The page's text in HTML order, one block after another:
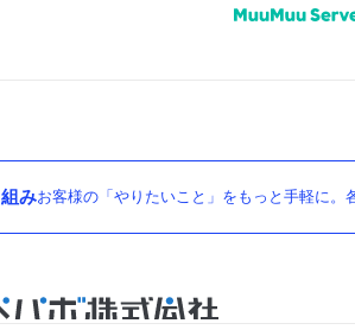
みお客様の「やりたいこと」をもっと手軽に。